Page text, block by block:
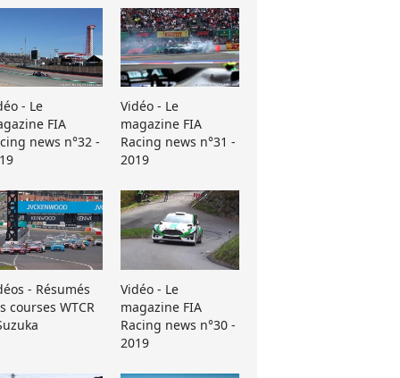
- Le
FIA
news n°32 -
Vidéo - Le
magazine FIA
Racing news n°31 -
2019
- Résumés
courses WTCR
Vidéo - Le
magazine FIA
Racing news n°30 -
2019